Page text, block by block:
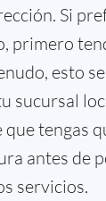
Si
primero
esto
sucursal
tengas
antes de
servicios.